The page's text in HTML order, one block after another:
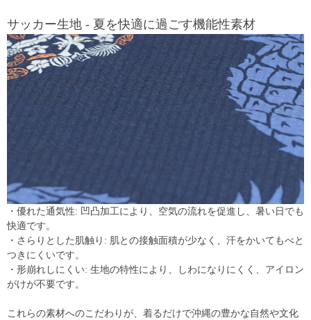
サッカー生地 - 夏を快適に過ごす機能性素材
・優れた通気性: 凹凸加工により、空気の流れを促進し、暑い日でも
快適です。
・さらりとした肌触り: 肌との接触面積が少なく、汗をかいてもべと
つきにくいです。
・形崩れしにくい: 生地の特性により、しわになりにくく、アイロン
がけが不要です。
これらの素材へのこだわりが、着るだけで沖縄の豊かな自然や文化